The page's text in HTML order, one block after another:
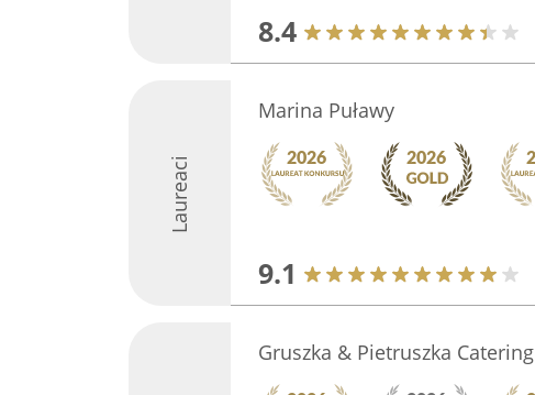
8.4
Laureaci
Marina Puławy
9.1
Gruszka & Pietruszka Catering